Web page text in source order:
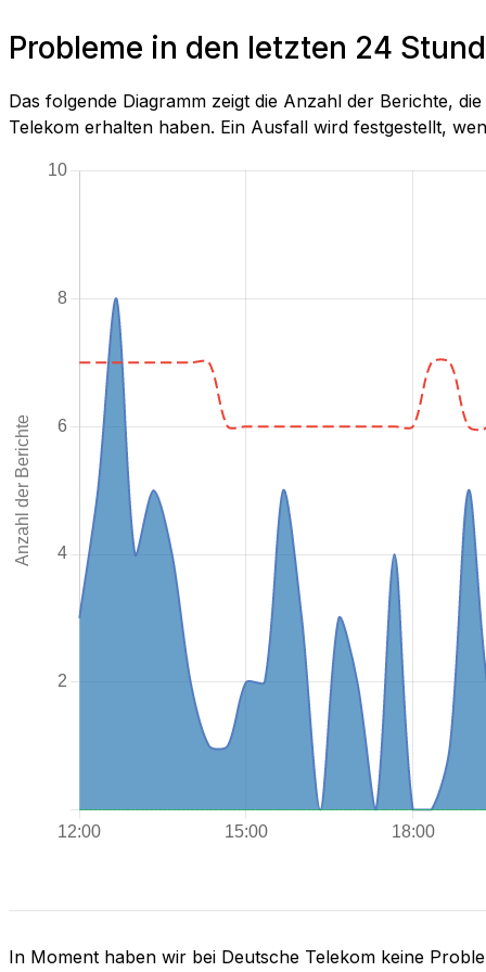
Probleme in den letzten 24
Das folgende Diagramm zeigt die Anzahl der Berichte,
Telekom erhalten haben. Ein Ausfall wird festgestellt,
In Moment haben wir bei Deutsche Telekom keine